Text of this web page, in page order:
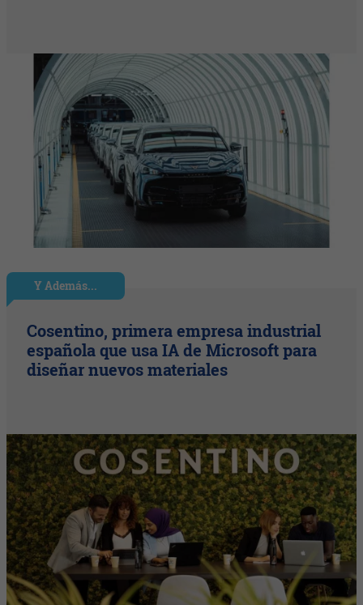
Y Además...
Cosentino, primera empresa industrial
española que usa IA de Microsoft para
diseñar nuevos materiales